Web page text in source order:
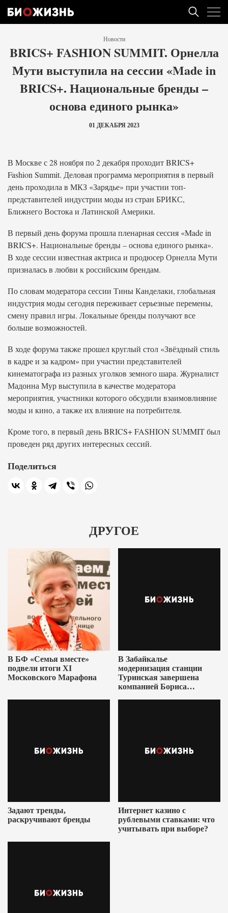
Новости
BRICS+ FASHION SUMMIT. Орнелла
Мути выступила на сессии «Made in
BRICS+. Национальные бренды –
основа единого рынка»
01 ДЕКАБРЯ 2023
В Москве с 28 ноября по 2 декабря проходит BRICS+
Fashion Summit. Деловая программа мероприятия в первый
день проходила в МКЗ «Зарядье» при участии топ-
представителей индустрии моды из стран БРИКС,
Ближнего Востока и Латинской Америки.
В первый день форума прошла пленарная сессия «Made in
BRICS+. Национальные бренды – основа единого рынка».
В ходе сессии известная актриса и продюсер Орнелла Мути
призналась в любви к российским брендам.
По словам модератора сессии Тины Канделаки, глобальная
индустрия моды сегодня переживает серьезные перемены,
смену правил игры. Локальные бренды получают все
больше возможностей.
В ходе форума также прошел круглый стол «Звёздный стиль
в кадре и за кадром» при участии представителей
кинематографа из разных уголков земного шара. Журналист
Мадонна Мур выступила в качестве модератора
мероприятия, участники которого обсудили взаимовлияние
моды и кино, а также их влияние на потребителя.
Кроме того, в первый день BRICS+ FASHION SUMMIT был
проведен ряд других интересных сессий.
Поделиться
ДРУГОЕ
В БФ «Семья вместе»
подвели итоги XI
Московского Марафона
В Забайкалье
модернизация станции
Туринская завершена
компанией Бориса
Задают тренды,
раскручивают бренды
Интернет казино с
рублевыми ставками: что
учитывать при выборе?